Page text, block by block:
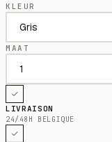
KLEUR
MAAT
LIVRAISON
24/48H BELGIQUE